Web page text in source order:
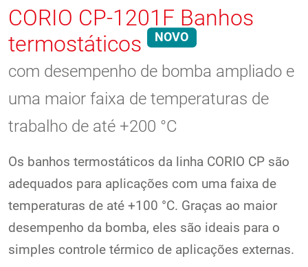
CORIO CP-1201F Banhos
termostáticos
NOVO
com desempenho de bomba ampliado e
uma maior faixa de temperaturas de
trabalho de até +200 °C
Os banhos termostáticos da linha CORIO CP são
adequados para aplicações com uma faixa de
temperaturas de até +100 °C. Graças ao maior
desempenho da bomba, eles são ideais para o
simples controle térmico de aplicações externas.